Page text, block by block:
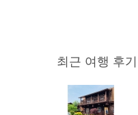
최근 여행 후기